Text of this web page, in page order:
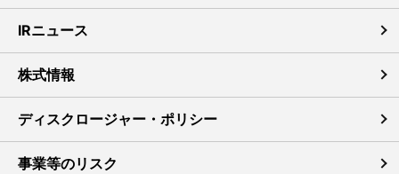
IRニュース
株式情報
ディスクロージャー・ポリシー
事業等のリスク